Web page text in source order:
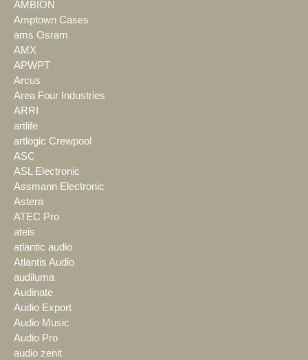
AMBION
Amptown Cases
ams Osram
AMX
APWPT
Arcus
Area Four Industries
ARRI
artlife
artlogic Crewpool
ASC
ASL Electronic
Assmann Electronic
Astera
ATEC Pro
ateis
atlantic audio
Atlantis Audio
audiluma
Audinate
Audio Export
Audio Music
Audio Pro
audio zenit